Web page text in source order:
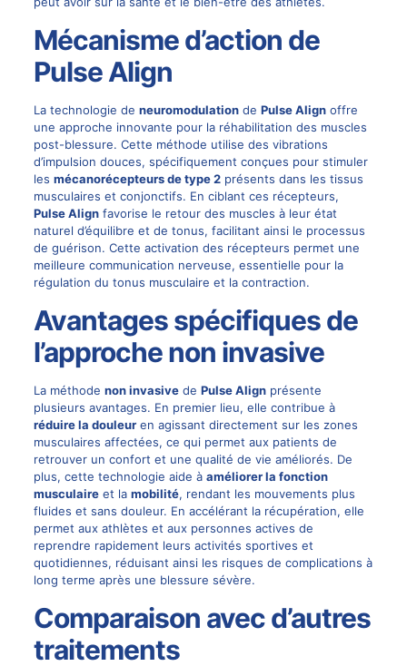
Mécanisme d’action de
Pulse Align
La technologie de neuromodulationde Pulse Alignoffre
une approche innovante pour la réhabilitation des muscles
post-blessure. Cette méthode utilise des vibrations
d’impulsion douces, spécifiquement conçues pour stimuler
les mécanorécepteurs de type 2présents dans les tissus
musculaires et conjonctifs. En ciblant ces récepteurs,
Pulse Alignfavorise le retour des muscles à leur état
naturel d’équilibre et de tonus, facilitant ainsi le processus
de guérison. Cette activation des récepteurs permet une
meilleure communication nerveuse, essentielle pour la
régulation du tonus musculaire et la contraction.
Avantages spécifiques de
l’approche non invasive
La méthode non invasivede Pulse Alignprésente
plusieurs avantages. En premier lieu, elle contribue à
réduire la douleuren agissant directement sur les zones
musculaires affectées, ce qui permet aux patients de
retrouver un confort et une qualité de vie améliorés. De
plus, cette technologie aide à améliorer la fonction
musculaireet la mobilité, rendant les mouvements plus
fluides et sans douleur. En accélérant la récupération, elle
permet aux athlètes et aux personnes actives de
reprendre rapidement leurs activités sportives et
quotidiennes, réduisant ainsi les risques de complications à
long terme après une blessure sévère.
Comparaison avec d’autres
traitements